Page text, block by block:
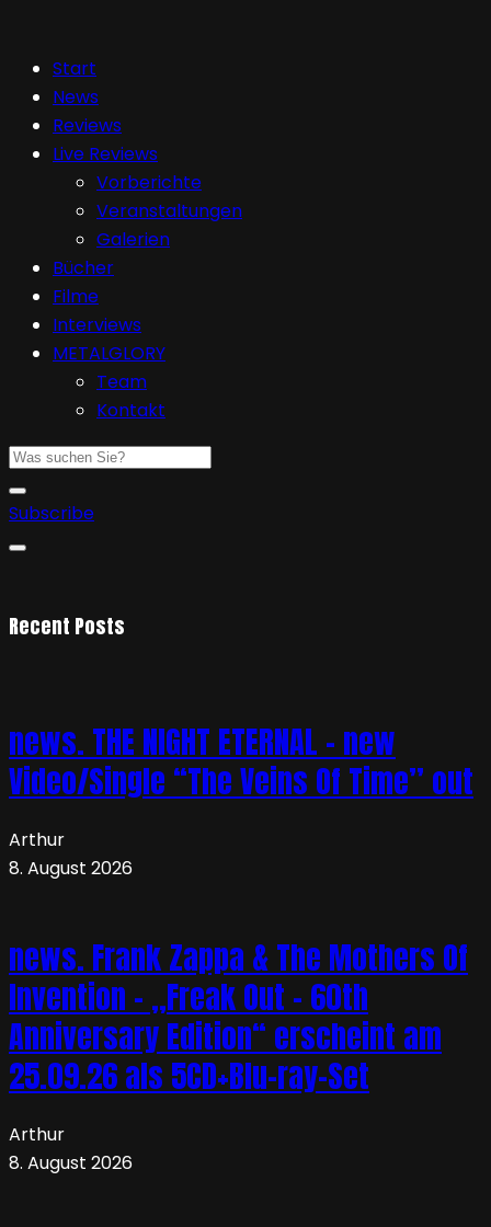
Start
News
Reviews
Live Reviews
Vorberichte
Veranstaltungen
Galerien
Bücher
Filme
Interviews
METALGLORY
Team
Kontakt
Subscribe
Recent Posts
news. THE NIGHT ETERNAL – new
Video/Single “The Veins Of Time” out
Arthur
8. August 2026
news. Frank Zappa & The Mothers Of
Invention – „Freak Out – 60th
Anniversary Edition“ erscheint am
25.09.26 als 5CD+Blu-ray-Set
Arthur
8. August 2026